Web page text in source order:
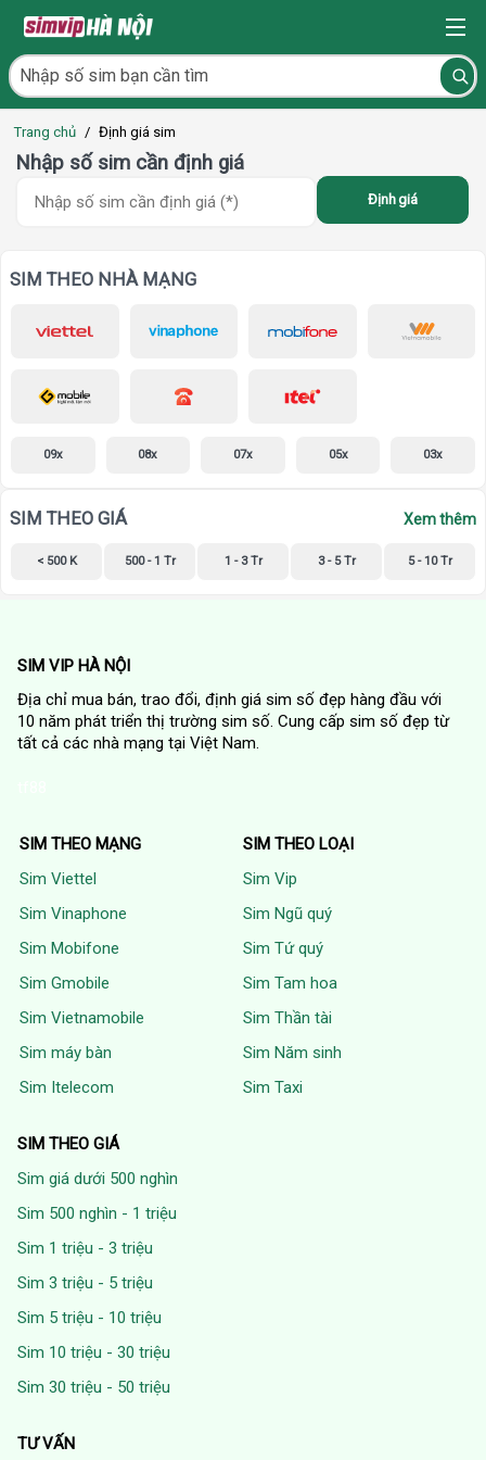
Trang chủ / Định giá sim
Nhập số sim cần định giá
Định giá
SIM THEO NHÀ MẠNG
09x 08x 07x 05x 03x
SIM THEO GIÁ Xem thêm
< 500 K 500 - 1 Tr 1 - 3 Tr 3 - 5 Tr 5 - 10 Tr
SIM VIP HÀ NỘI
Địa chỉ mua bán, trao đổi, định giá sim số đẹp hàng đầu với
10 năm phát triển thị trường sim số. Cung cấp sim số đẹp từ
tất cả các nhà mạng tại Việt Nam.
SIM THEO MẠNG
Sim Viettel
Sim Vinaphone
Sim Mobifone
Sim Gmobile
Sim Vietnamobile
Sim máy bàn
Sim Itelecom
SIM THEO LOẠI
Sim Vip
Sim Ngũ quý
Sim Tứ quý
Sim Tam hoa
Sim Thần tài
Sim Năm sinh
Sim Taxi
SIM THEO GIÁ
Sim giá dưới 500 nghìn
Sim 500 nghìn - 1 triệu
Sim 1 triệu - 3 triệu
Sim 3 triệu - 5 triệu
Sim 5 triệu - 10 triệu
Sim 10 triệu - 30 triệu
Sim 30 triệu - 50 triệu
TƯ VẤN